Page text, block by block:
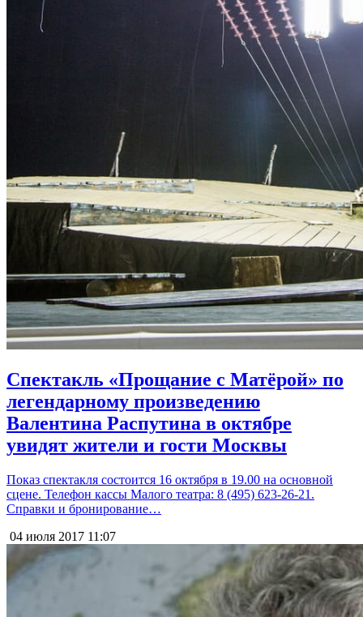
Спектакль «Прощание с Матёрой» по
легендарному произведению
Валентина Распутина в октябре
увидят жители и гости Москвы
Показ спектакля состоится 16 октября в 19.00 на основной
сцене. Телефон кассы Малого театра: 8 (495) 623-26-21.
Справки и бронирование…
04 июля 2017 11:07